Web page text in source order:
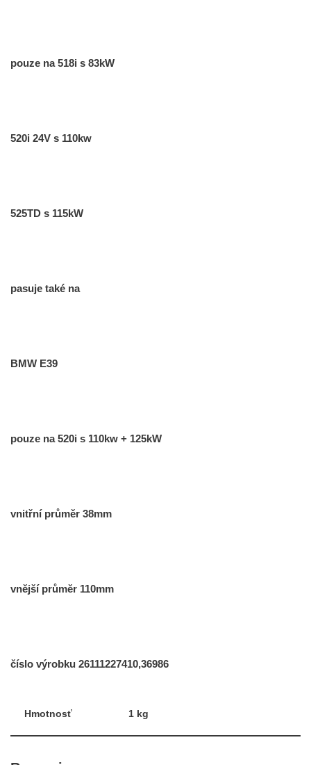
pouze na 518i s 83kW
520i 24V s 110kw
525TD s 115kW
pasuje také na
BMW E39
pouze na 520i s 110kw + 125kW
vnitřní průměr 38mm
vnější průměr 110mm
číslo výrobku 26111227410,36986
Hmotnosť 1 kg